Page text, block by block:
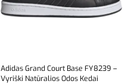
Adidas Grand Court Base FY8239 –
Vyriški Natūralios Odos Kedai